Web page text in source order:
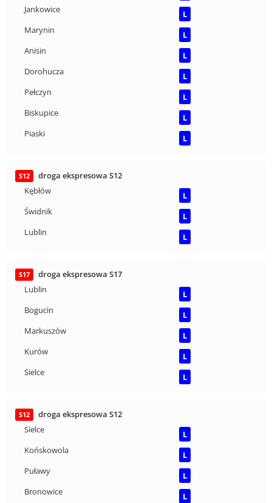
Jankowice
L
Marynin
L
Anisin
L
Dorohucza
L
Pełczyn
L
Biskupice
L
Piaski
L
S12
droga ekspresowa S12
Kębłów
L
Świdnik
L
Lublin
L
S17
droga ekspresowa S17
Lublin
L
Bogucin
L
Markuszów
L
Kurów
L
Sielce
L
S12
droga ekspresowa S12
Sielce
L
Końskowola
L
Puławy
L
Bronowice
L